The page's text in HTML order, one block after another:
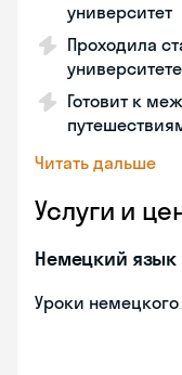
университет
Проходила
университете
Готовит к
Читать дальше
Услуги и
Немецкий язык
Уроки немецкого